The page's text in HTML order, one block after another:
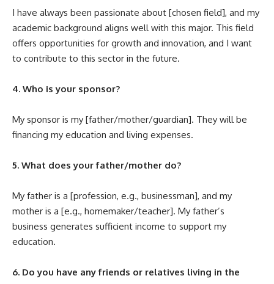
I have always been passionate about [chosen field], and my
academic background aligns well with this major. This field
offers opportunities for growth and innovation, and I want
to contribute to this sector in the future.
4. Who is your sponsor?
My sponsor is my [father/mother/guardian]. They will be
financing my education and living expenses.
5. What does your father/mother do?
My father is a [profession, e.g., businessman], and my
mother is a [e.g., homemaker/teacher]. My father’s
business generates sufficient income to support my
education.
6. Do you have any friends or relatives living in the